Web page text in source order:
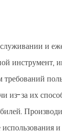
и
инструмент,
требований
из-за их